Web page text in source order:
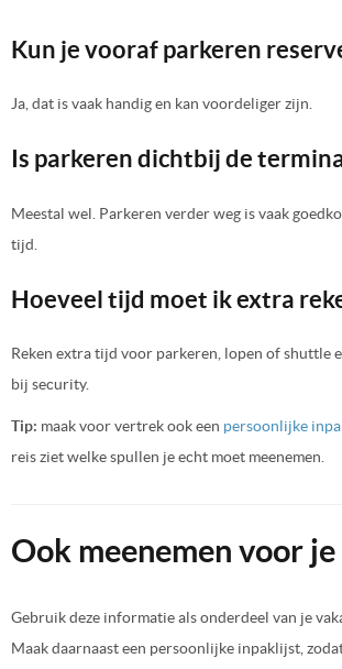
Kun je vooraf parkeren
Ja, dat is vaak handig en kan voordeliger zijn.
Is parkeren dichtbij de
Meestal wel. Parkeren verder weg is vaak
tijd.
Hoeveel tijd moet ik extra
Reken extra tijd voor parkeren, lopen of shuttle
bij security.
Tip: maak voor vertrek ook een persoonlijke
reis ziet welke spullen je echt moet meenemen.
Ook meenemen voor
Gebruik deze informatie als onderdeel van je
Maak daarnaast een persoonlijke inpaklijst,